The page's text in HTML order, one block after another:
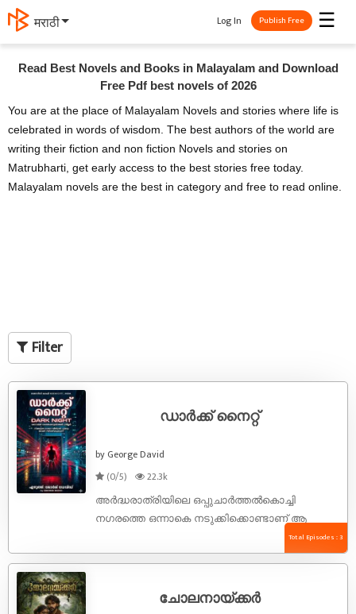
मराठी ☰
Log In Publish Free
Read Best Novels and Books in Malayalam and Download
Free Pdf best novels of 2026
You are at the place of Malayalam Novels and stories where life is
celebrated in words of wisdom. The best authors of the world are
writing their fiction and non fiction Novels and stories on
Matrubharti, get early access to the best stories free today.
Malayalam novels are the best in category and free to read online.
Filter
​ഡാർക്ക് നൈറ്റ്
by George David
(0/5)
22.3k
അർദ്ധരാത്രിയിലെ ഒപ്പുചാർത്തൽ ​കൊച്ചി
നഗരത്തെ ഒന്നാകെ നടുക്കിക്കൊണ്ടാണ് ആ
വാർത്ത പുറത്തു വന്നത്. പ്രമുഖ വ്യവസായി
വിക്രം സിംഹ തൻ്റെ ആഡംബര ഫ്ലാറ്റിൻ്റെ
Total Episodes : 3
ചോലനായ്ക്കർ